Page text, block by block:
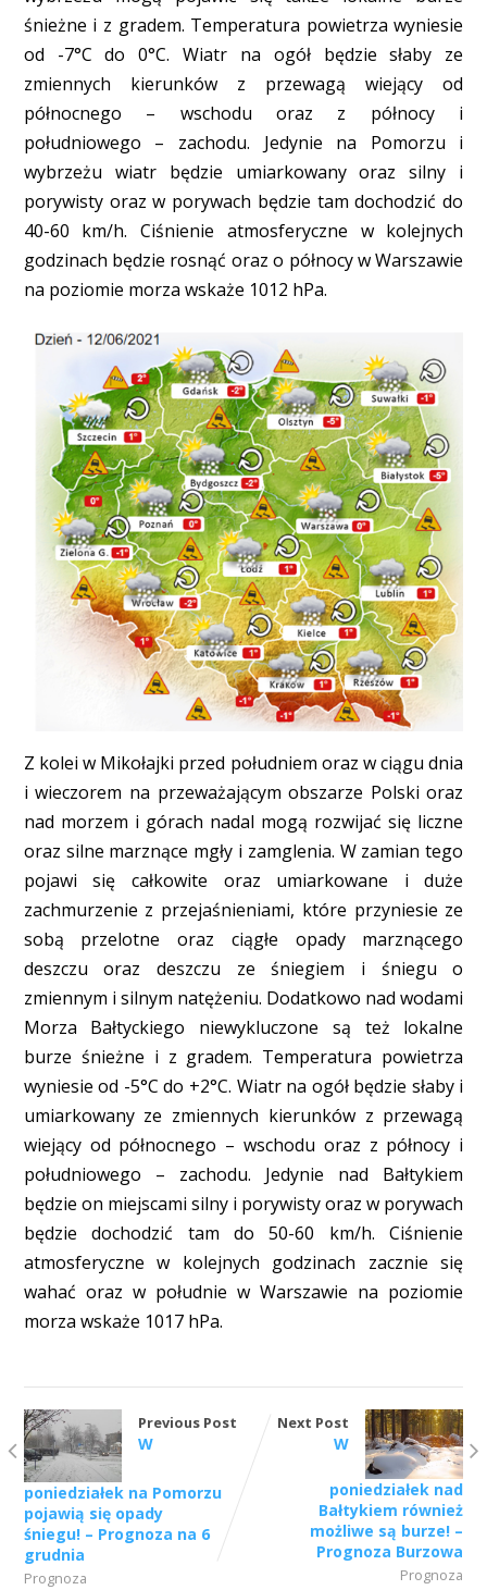
śnieżne i z gradem. Temperatura powietrza wyniesie
od -7°C do 0°C. Wiatr na ogół będzie słaby ze
zmiennych kierunków z przewagą wiejący od
północnego – wschodu oraz z północy i
południowego – zachodu. Jedynie na Pomorzu i
wybrzeżu wiatr będzie umiarkowany oraz silny i
porywisty oraz w porywach będzie tam dochodzić do
40-60 km/h. Ciśnienie atmosferyczne w kolejnych
godzinach będzie rosnąć oraz o północy w Warszawie
na poziomie morza wskaże 1012 hPa.
Z kolei w Mikołajki przed południem oraz w ciągu dnia
i wieczorem na przeważającym obszarze Polski oraz
nad morzem i górach nadal mogą rozwijać się liczne
oraz silne marznące mgły i zamglenia. W zamian tego
pojawi się całkowite oraz umiarkowane i duże
zachmurzenie z przejaśnieniami, które przyniesie ze
sobą przelotne oraz ciągłe opady marznącego
deszczu oraz deszczu ze śniegiem i śniegu o
zmiennym i silnym natężeniu. Dodatkowo nad wodami
Morza Bałtyckiego niewykluczone są też lokalne
burze śnieżne i z gradem. Temperatura powietrza
wyniesie od -5°C do +2°C. Wiatr na ogół będzie słaby i
umiarkowany ze zmiennych kierunków z przewagą
wiejący od północnego – wschodu oraz z północy i
południowego – zachodu. Jedynie nad Bałtykiem
będzie on miejscami silny i porywisty oraz w porywach
będzie dochodzić tam do 50-60 km/h. Ciśnienie
atmosferyczne w kolejnych godzinach zacznie się
wahać oraz w południe w Warszawie na poziomie
morza wskaże 1017 hPa.
Previous Post
W
poniedziałek na Pomorzu
pojawią się opady
śniegu! – Prognoza na 6
grudnia
Prognoza
Next Post
W
poniedziałek nad
Bałtykiem również
możliwe są burze! –
Prognoza Burzowa
Prognoza